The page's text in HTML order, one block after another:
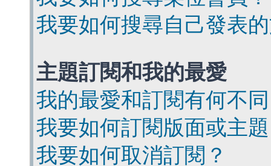
我要如何搜尋自己發表
主題訂閱和我的最愛
我的最愛和訂閱有何不
我要如何訂閱版面或主
我要如何取消訂閱？